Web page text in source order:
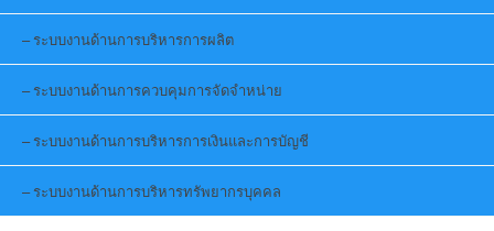
ระบบงานด้านการบริหารการผลิต
ระบบงานด้านการควบคุมการจัดจำหน่าย
ระบบงานด้านการบริหารการเงินและการบัญชี
ระบบงานด้านการบริหารทรัพยากรบุคคล